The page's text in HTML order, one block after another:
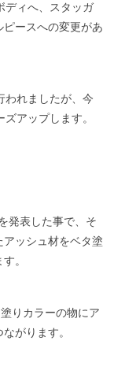
ディへ、スタッガ
ースへの変更があ
われましたが、今
アップします。
発表した事で、そ
ッシュ材をベタ塗
。
りカラーの物にア
がります。